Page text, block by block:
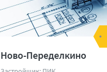
Ново-Переделкино